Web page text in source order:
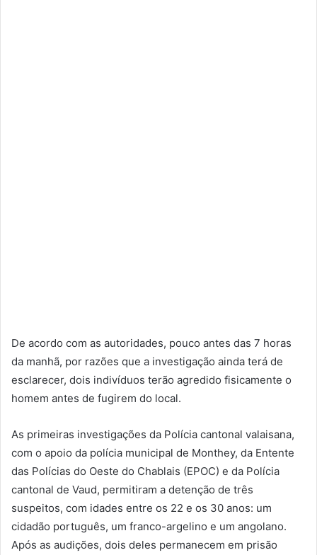
De acordo com as autoridades, pouco antes das 7 horas
da manhã, por razões que a investigação ainda terá de
esclarecer, dois indivíduos terão agredido fisicamente o
homem antes de fugirem do local.
As primeiras investigações da Polícia cantonal valaisana,
com o apoio da polícia municipal de Monthey, da Entente
das Polícias do Oeste do Chablais (EPOC) e da Polícia
cantonal de Vaud, permitiram a detenção de três
suspeitos, com idades entre os 22 e os 30 anos: um
cidadão português, um franco-argelino e um angolano.
Após as audições, dois deles permanecem em prisão